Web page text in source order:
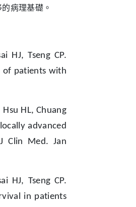
病理基礎。
HJ, Tseng CP.
of patients with
Hsu HL, Chuang
advanced
Clin Med. Jan
HJ, Tseng CP.
in patients